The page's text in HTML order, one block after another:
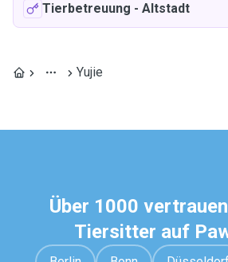
Tierbetreuung - Altstadt
Yujie
Über 1000
Tiersitter auf